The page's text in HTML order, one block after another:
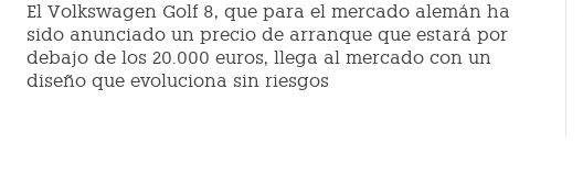
El Volkswagen Golf 8, que para el mercado alemán ha
sido anunciado un precio de arranque que estará por
debajo de los 20.000 euros, llega al mercado con un
diseño que evoluciona sin riesgos